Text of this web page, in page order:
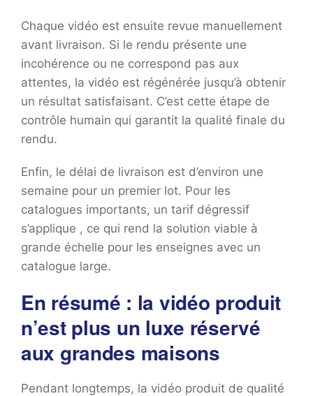
Chaque vidéo est ensuite revue manuellement
avant livraison. Si le rendu présente une
incohérence ou ne correspond pas aux
attentes, la vidéo est régénérée jusqu’à obtenir
un résultat satisfaisant. C’est cette étape de
contrôle humain qui garantit la qualité finale du
rendu.
Enfin, le délai de livraison est d’environ une
semaine pour un premier lot. Pour les
catalogues importants, un tarif dégressif
s’applique , ce qui rend la solution viable à
grande échelle pour les enseignes avec un
catalogue large.
En résumé : la vidéo produit
n’est plus un luxe réservé
aux grandes maisons
Pendant longtemps, la vidéo produit de qualité